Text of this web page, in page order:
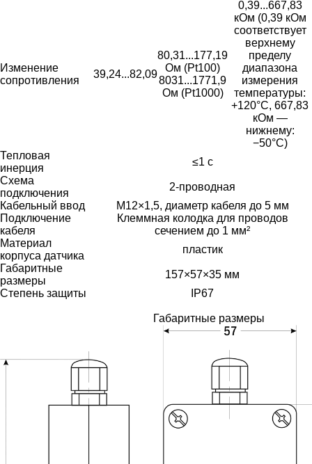
Изменение
сопротивления
39,24...82,09
80,31...177,19
Ом (Pt100)
8031...1771,9
Ом (Pt1000)
0,39...667,83
кОм (0,39 кОм
соответствует
верхнему
пределу
диапазона
измерения
температуры:
+120°С, 667,83
кОм —
нижнему:
−50°С)
Тепловая
инерция
≤1 с
Схема
подключения
2-проводная
Кабельный ввод
М12×1,5, диаметр кабеля до 5 мм
Подключение
кабеля
Клеммная колодка для проводов
сечением до 1 мм²
Материал
корпуса датчика
пластик
Габаритные
размеры
157×57×35 мм
Степень защиты
IP67
Габаритные размеры